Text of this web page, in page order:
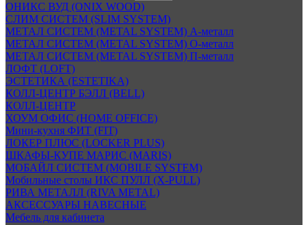
ОНИКС ВУД (ONIX WOOD)
СЛИМ СИСТЕМ (SLIM SYSTEM)
МЕТАЛ СИСТЕМ (METAL SYSTEM) А-металл
МЕТАЛ СИСТЕМ (METAL SYSTEM) О-металл
МЕТАЛ СИСТЕМ (METAL SYSTEM) П-металл
ЛОФТ (LOFT)
ЭСТЕТИКА (ESTETIKA)
КОЛЛ-ЦЕНТР БЭЛЛ (BELL)
КОЛЛ-ЦЕНТР
ХОУМ ОФИС (HOME OFFICE)
Мини-кухня ФИТ (FIT)
ЛОКЕР ПЛЮС (LOCKER PLUS)
ШКАФЫ-КУПЕ МАРИС (MARIS)
МОБАЙЛ СИСТЕМ (MOBILE SYSTEM)
Мобильные столы ИКС ПУЛЛ (X-PULL)
РИВА МЕТАЛЛ (RIVA METAL)
АКСЕССУАРЫ НАВЕСНЫЕ
Мебель для кабинета